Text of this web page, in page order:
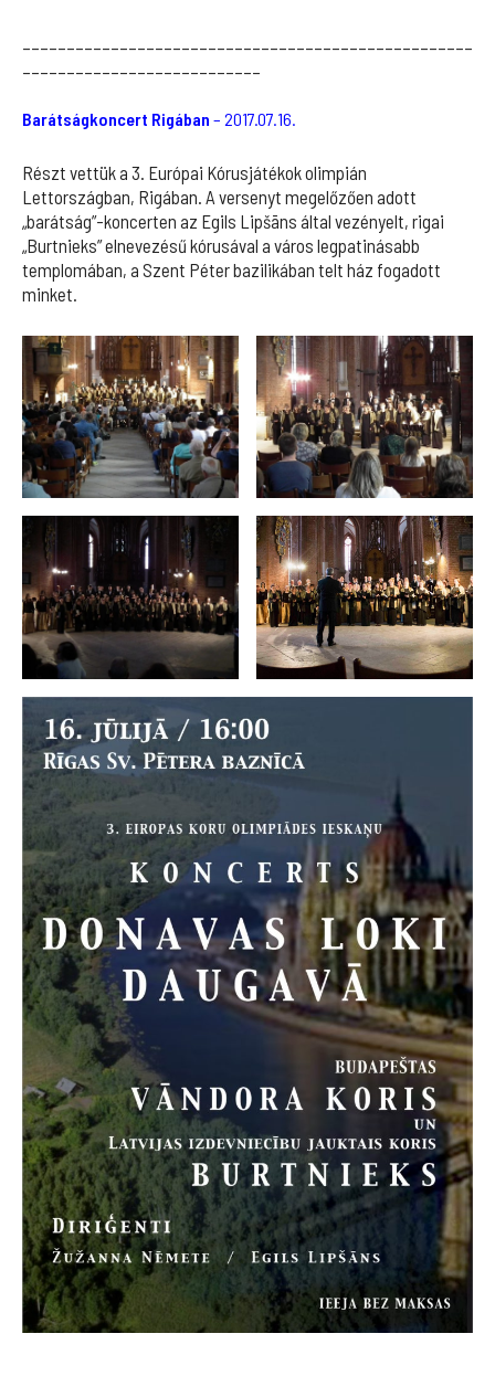
Barátságkoncert Rigában – 2017.07.16.
Részt vettük a 3. Európai Kórusjátékok olimpián
Lettországban, Rigában. A versenyt megelőzően adott
„barátság”-koncerten az Egils Lipšāns által vezényelt, rigai
„Burtnieks” elnevezésű kórusával a város legpatinásabb
templomában, a Szent Péter bazilikában telt ház fogadott
minket.